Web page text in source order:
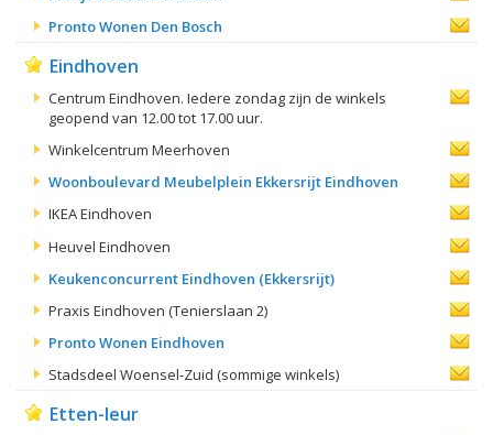
Pronto Wonen Den Bosch
Eindhoven
Centrum Eindhoven. Iedere zondag zijn de winkels
geopend van 12.00 tot 17.00 uur.
Winkelcentrum Meerhoven
Woonboulevard Meubelplein Ekkersrijt Eindhoven
IKEA Eindhoven
Heuvel Eindhoven
Keukenconcurrent Eindhoven (Ekkersrijt)
Praxis Eindhoven (Tenierslaan 2)
Pronto Wonen Eindhoven
Stadsdeel Woensel-Zuid (sommige winkels)
Etten-leur